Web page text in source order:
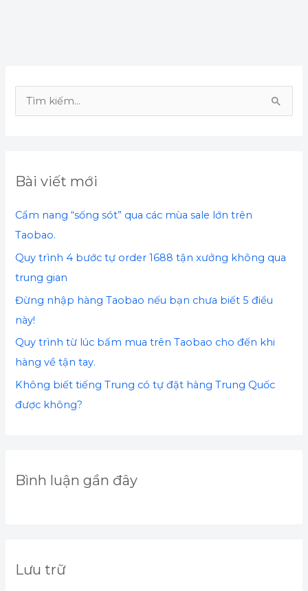
iBài viết mới
Cẩm nang “sống sót” qua các mùa sale lớn trên
Taobao.
Quy trình 4 bước tự order 1688 tận xưởng không qua
trung gian
Đừng nhập hàng Taobao nếu bạn chưa biết 5 điều
này!
Quy trình từ lúc bấm mua trên Taobao cho đến khi
hàng về tận tay.
Không biết tiếng Trung có tự đặt hàng Trung Quốc
được không?
Bình luận gần đây
Lưu trữ